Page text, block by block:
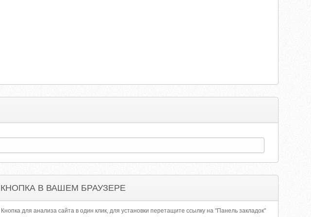
КНОПКА В ВАШЕМ БРАУЗЕРЕ
Кнопка для анализа сайта в один клик, для установки перетащите ссылку на "Панель закладок"